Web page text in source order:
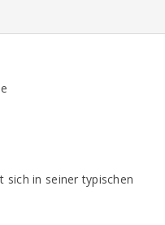
in seiner typischen